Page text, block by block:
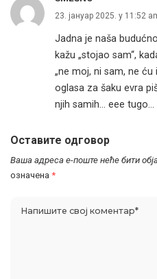
23. јануар 2025. у 11:52
Jadna je naša
kažu „stojao sam“,
„ne moj, ni sam, ne
oglasa za šaku evra
njih samih… eee tugo…
Оставите одговор
Ваша адреса е-поште неће бити
означена *